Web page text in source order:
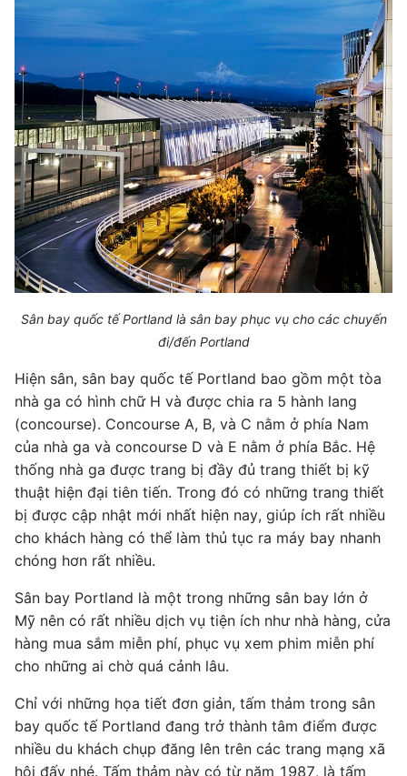
Sân bay quốc tế Portland là sân bay phục vụ cho các chuyến
đi/đến Portland
Hiện sân, sân bay quốc tế Portland bao gồm một tòa
nhà ga có hình chữ H và được chia ra 5 hành lang
(concourse). Concourse A, B, và C nằm ở phía Nam
của nhà ga và concourse D và E nằm ở phía Bắc. Hệ
thống nhà ga được trang bị đầy đủ trang thiết bị kỹ
thuật hiện đại tiên tiến. Trong đó có những trang thiết
bị được cập nhật mới nhất hiện nay, giúp ích rất nhiều
cho khách hàng có thể làm thủ tục ra máy bay nhanh
chóng hơn rất nhiều.
Sân bay Portland là một trong những sân bay lớn ở
Mỹ nên có rất nhiều dịch vụ tiện ích như nhà hàng, cửa
hàng mua sắm miễn phí, phục vụ xem phim miễn phí
cho những ai chờ quá cảnh lâu.
Chỉ với những họa tiết đơn giản, tấm thảm trong sân
bay quốc tế Portland đang trở thành tâm điểm được
nhiều du khách chụp đăng lên trên các trang mạng xã
hội đấy nhé. Tấm thảm này có từ năm 1987, là tấm